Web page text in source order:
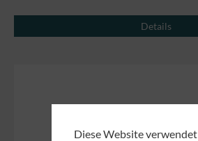
Details
Diese Website verwendet